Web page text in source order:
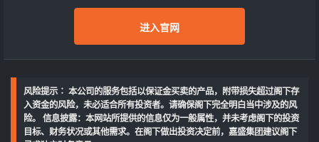
进入官网
风险提示∶ 本公司的服务包括以保证金买卖的产品，附带损失超过阁下存
入资金的风险，未必适合所有投资者。请确保阁下完全明白当中涉及的风
险。 信息披露：本网站所提供的信息仅为一般属性，并未考虑阁下的投资
目标、财务状况或其他需求。在阁下做出投资决定前，嘉盛集团建议阁下